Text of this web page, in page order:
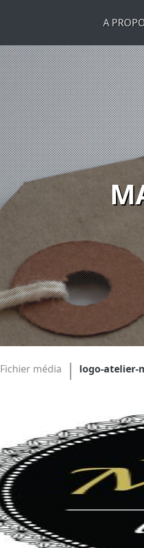
A
Fichier média | logo-atelier-